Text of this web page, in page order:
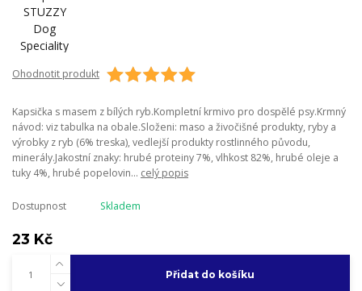
Ohodnotit produkt
Kapsička s masem z bílých ryb.Kompletní krmivo pro dospělé psy.Krmný
návod: viz tabulka na obale.Složeni: maso a živočišné produkty, ryby a
výrobky z ryb (6% treska), vedlejší produkty rostlinného původu,
minerály.Jakostní znaky: hrubé proteiny 7%, vlhkost 82%, hrubé oleje a
tuky 4%, hrubé popelovin... celý popis
Dostupnost Skladem
23 Kč
Přidat do košíku